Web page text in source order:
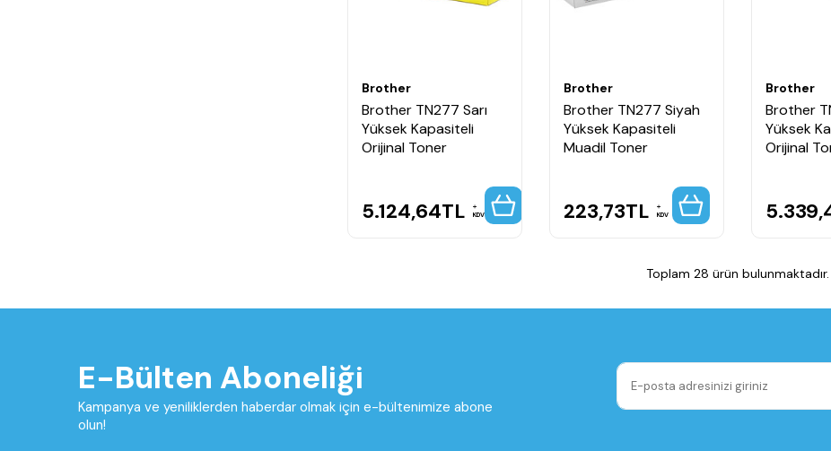
Brother
Brother TN277 Sarı
Yüksek Kapasiteli
Orijinal Toner
5.124,64TL KDV
Brother
Brother TN277 Siyah
Yüksek Kapasiteli
Muadil Toner
223,73TL KDV
Brother
Brother
Yüksek
Orijinal
Toplam 28 ürün bulunmaktadır.
E-Bülten Aboneliği
Kampanya ve yeniliklerden haberdar olmak için e-bültenimize abone
olun!